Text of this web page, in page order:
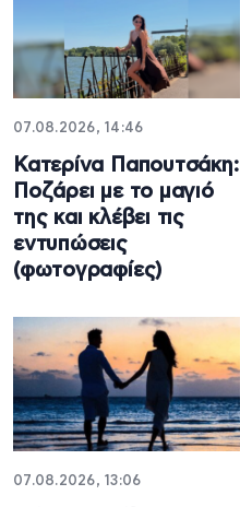
07.08.2026, 14:46
Κατερίνα Παπουτσάκη:
Ποζάρει με το μαγιό
της και κλέβει τις
εντυπώσεις
(φωτογραφίες)
07.08.2026, 13:06